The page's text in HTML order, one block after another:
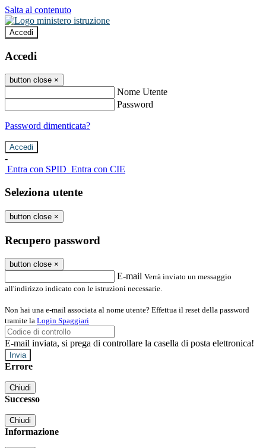
Salta al contenuto
Accedi
Accedi
button close ×
Nome Utente
Password
Password dimenticata?
-
Entra con SPID Entra con CIE
Seleziona utente
button close ×
Recupero password
button close ×
E-mail Verrà inviato un messaggio
all'indirizzo indicato con le istruzioni necessarie.
Non hai una e-mail associata al nome utente? Effettua il reset della password
tramite la Login Spaggiari
E-mail inviata, si prega di controllare la casella di posta elettronica!
Errore
Chiudi
Successo
Chiudi
Informazione